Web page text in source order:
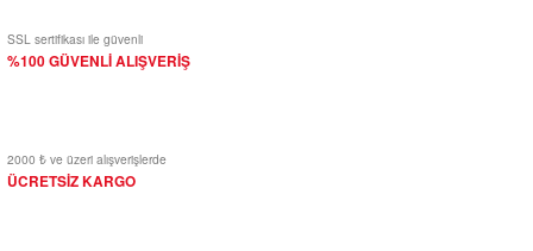
SSL sertifikası ile güvenli
%100 GÜVENLİ ALIŞVERİŞ
2000 ₺ ve üzeri alışverişlerde
ÜCRETSİZ KARGO